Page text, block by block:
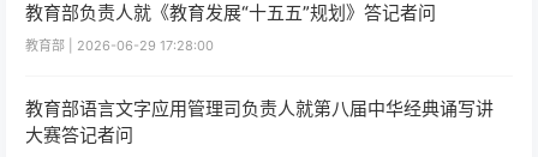
教育部负责人就《教育发展“十五五”规划》答记者问
教育部 | 2026-06-29 17:28:00
教育部语言文字应用管理司负责人就第八届中华经典诵写讲
大赛答记者问